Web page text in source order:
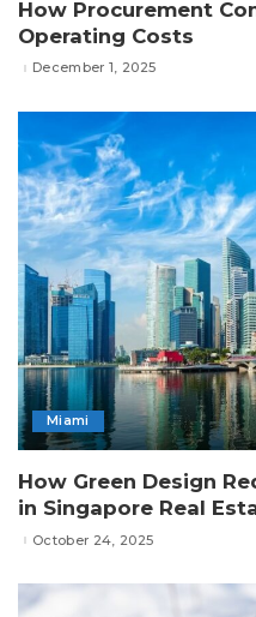
How Procurement
Operating Costs
December 1, 2025
Miami
How Green Design
in Singapore Real
October 24, 2025